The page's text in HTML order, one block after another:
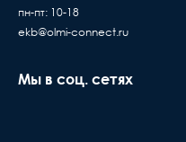
Если вы купили
оборудование у нас, но
пн-пт: 10-18
ekb@olmi-connect.ru
Мы в соц. сетях